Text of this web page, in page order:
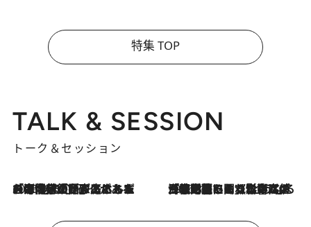
特集 TOP
TALK & SESSION
トーク＆セッション
2026.8.3
「今後値上げがあるとすれば…」「リスクがあるのは今年の冬」エネルギー専門家が語る、ホルムズ海峡封鎖が家庭にもたらす“ある心配” 2026.8.3
「住宅建てられない…」「サーチャージ料の高値が続いている」ホルムズ海峡封鎖による影響はいつまで続く？《エネルギー専門家に聞く“どうなる日本の暮らし”》